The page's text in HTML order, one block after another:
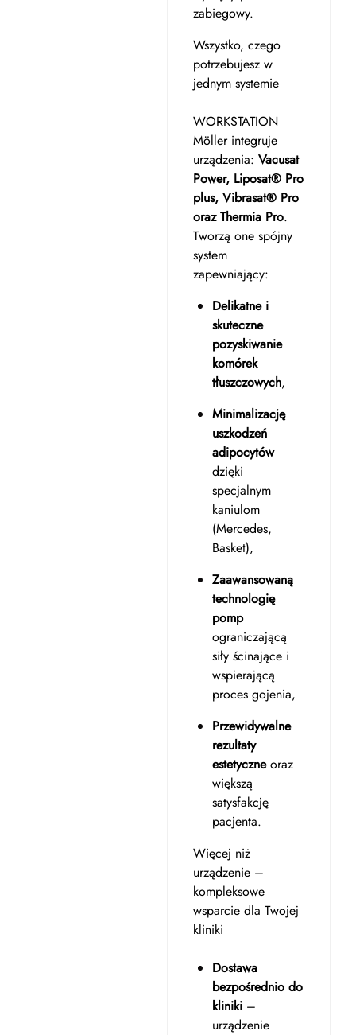
zabiegowy.
Wszystko, czego
potrzebujesz w
jednym systemie
WORKSTATION
Möller integruje
urządzenia: Vacusat
Power, Liposat® Pro
plus, Vibrasat® Pro
oraz Thermia Pro.
Tworzą one spójny
system
zapewniający:
Delikatne i
skuteczne
pozyskiwanie
komórek
tłuszczowych,
Minimalizację
uszkodzeń
adipocytów
dzięki
specjalnym
kaniulom
(Mercedes,
Basket),
Zaawansowaną
technologię
pomp
ograniczającą
siły ścinające i
wspierającą
proces gojenia,
Przewidywalne
rezultaty
estetyczneoraz
większą
satysfakcję
pacjenta.
Więcej niż
urządzenie –
kompleksowe
wsparcie dla Twojej
kliniki
Dostawa
bezpośrednio do
kliniki–
urządzenie